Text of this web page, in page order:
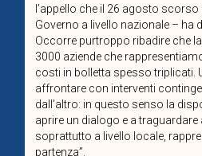
l’appello che il 26 agosto
Governo a livello nazionale – ha
Occorre purtroppo ribadire che
3000 aziende che
costi in bolletta spesso triplicati.
affrontare con interventi
dall’altro: in questo senso la
aprire un dialogo e a traguardare
soprattutto a livello locale,
partenza”.